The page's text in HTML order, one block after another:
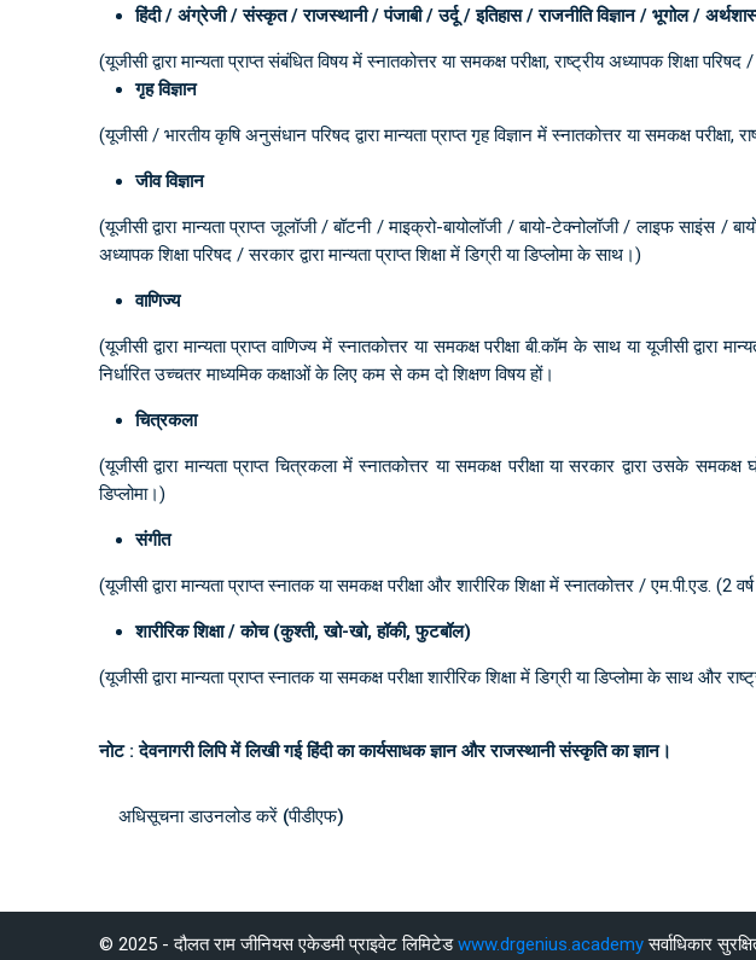
हिंदी / अंग्रेजी / संस्कृत / राजस्थानी / पंजाबी / उर्दू / इतिहास / राजनीति विज्ञान / भूगोल /
(यूजीसी द्वारा मान्यता प्राप्त संबंधित विषय में स्नातकोत्तर या समकक्ष परीक्षा, राष्ट्रीय अध्यापक शिक्षा
गृह विज्ञान
(यूजीसी / भारतीय कृषि अनुसंधान परिषद द्वारा मान्यता प्राप्त गृह विज्ञान में स्नातकोत्तर या समकक्ष परीक्षा,
जीव विज्ञान
(यूजीसी द्वारा मान्यता प्राप्त जूलॉजी / बॉटनी / माइक्रो-बायोलॉजी / बायो-टेक्नोलॉजी / लाइफ साइंस /
अध्यापक शिक्षा परिषद / सरकार द्वारा मान्यता प्राप्त शिक्षा में डिग्री या डिप्लोमा के साथ।)
वाणिज्य
(यूजीसी द्वारा मान्यता प्राप्त वाणिज्य में स्नातकोत्तर या समकक्ष परीक्षा बी.कॉम के साथ या यूजीसी द्वारा
निर्धारित उच्चतर माध्यमिक कक्षाओं के लिए कम से कम दो शिक्षण विषय हों।
चित्रकला
(यूजीसी द्वारा मान्यता प्राप्त चित्रकला में स्नातकोत्तर या समकक्ष परीक्षा या सरकार द्वारा उसके
डिप्लोमा।)
संगीत
(यूजीसी द्वारा मान्यता प्राप्त स्नातक या समकक्ष परीक्षा और शारीरिक शिक्षा में स्नातकोत्तर / एम.पी.एड. (2
शारीरिक शिक्षा / कोच (कुश्ती, खो-खो, हॉकी, फुटबॉल)
(यूजीसी द्वारा मान्यता प्राप्त स्नातक या समकक्ष परीक्षा शारीरिक शिक्षा में डिग्री या डिप्लोमा के
नोट : देवनागरी लिपि में लिखी गई हिंदी का कार्यसाधक ज्ञान और राजस्थानी संस्कृति का ज्ञान।
अधिसूचना डाउनलोड करें (पीडीएफ)
© 2025 - दौलत राम जीनियस एकेडमी प्राइवेट लिमिटेडwww.drgenius.academyसर्वाधिकार